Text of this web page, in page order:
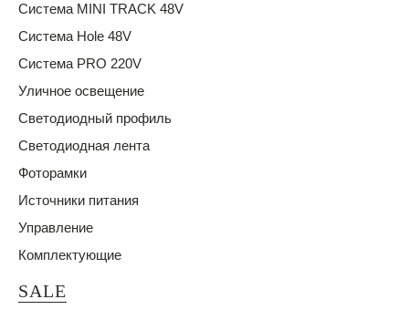
Система MINI TRACK 48V
Система Hole 48V
Система PRO 220V
Уличное освещение
Светодиодный профиль
Светодиодная лента
Фоторамки
Источники питания
Управление
Комплектующие
SALE